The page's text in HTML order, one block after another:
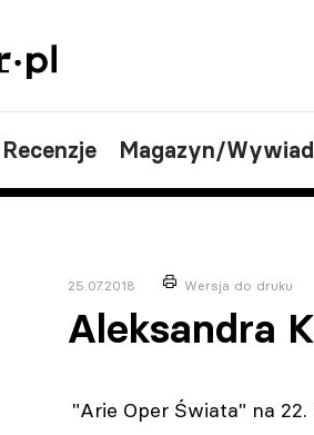
Recenzje Magazyn/
25.07.2018 Wersja do druku
Aleksandra
"Arie Oper Świata" na